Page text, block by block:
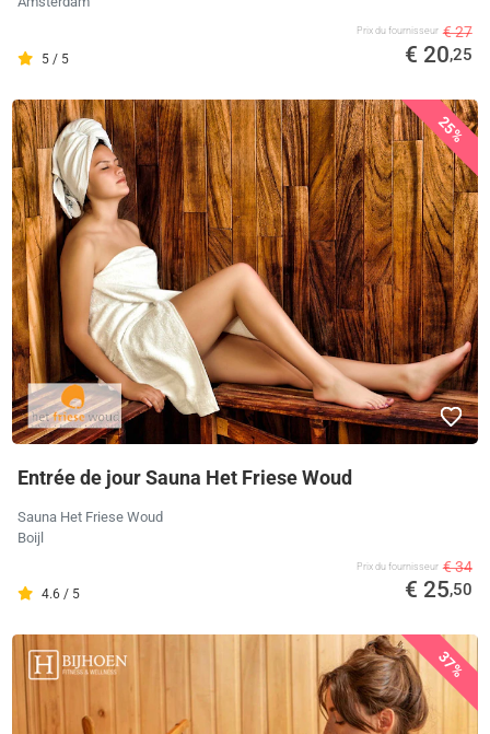
5 / 5
Prix ​​du fournisseur € 27
€ 20,25
25%
Entrée de jour Sauna Het Friese Woud
Sauna Het Friese Woud
Boijl
4.6 / 5
Prix ​​du fournisseur € 34
€ 25,50
37%